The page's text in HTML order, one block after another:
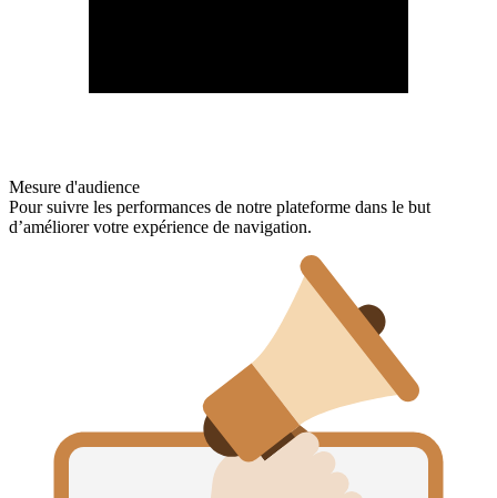
Mesure d'audience
Pour suivre les performances de notre plateforme dans le but
d’améliorer votre expérience de navigation.